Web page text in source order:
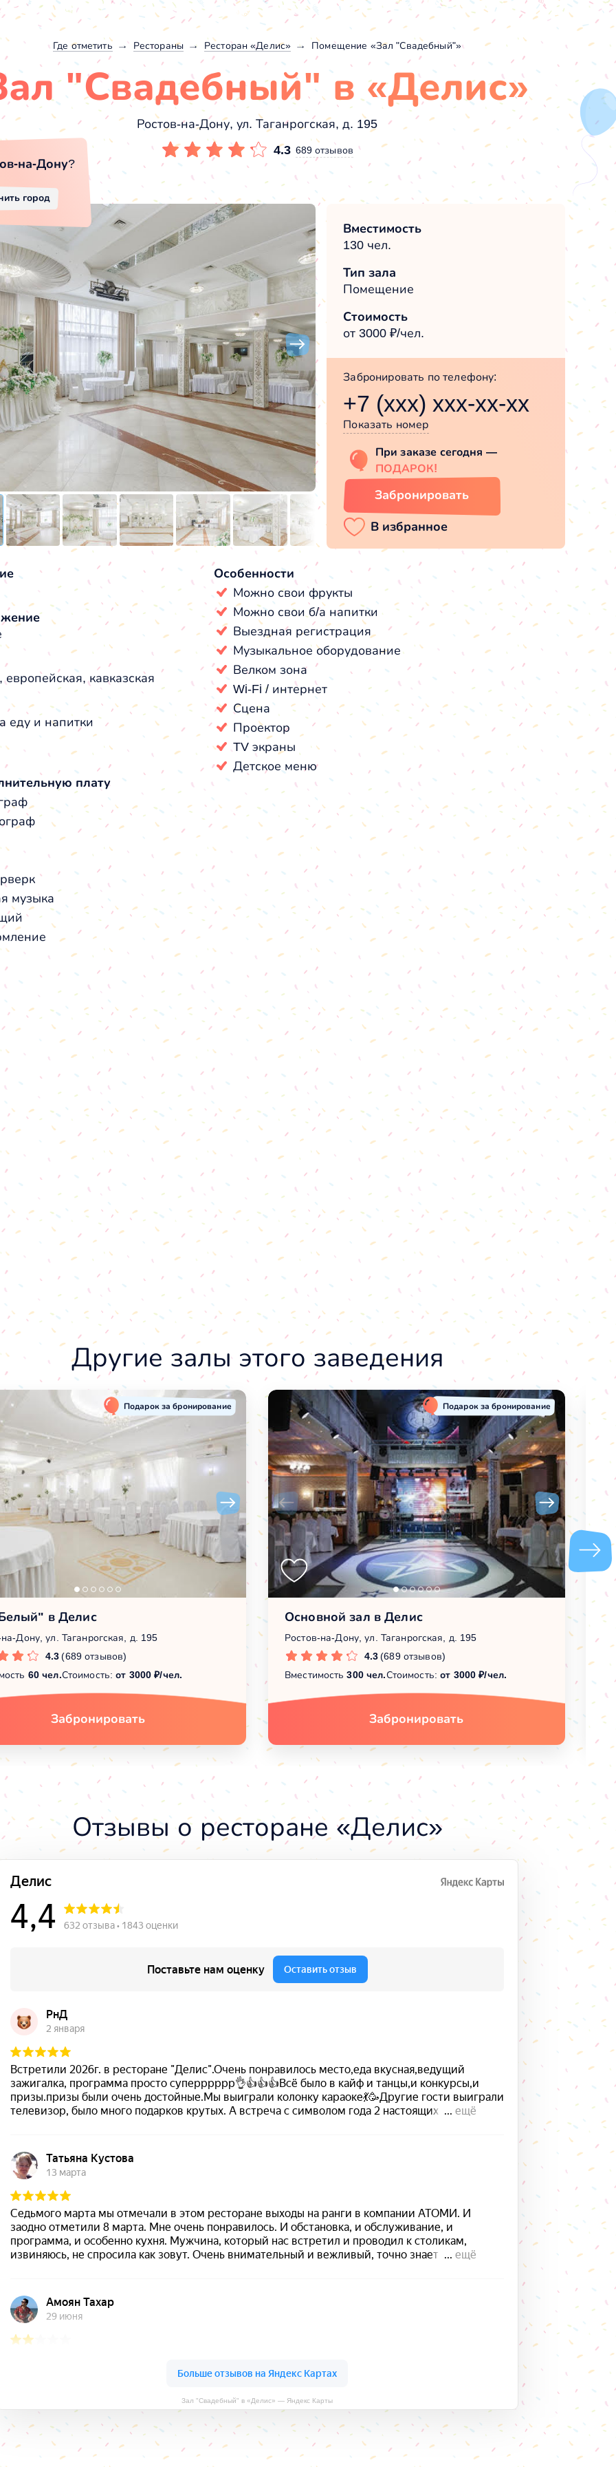
Где отметить Рестораны Ресторан «Делис» Помещение «Зал "Свадебный"»
"Свадебный" в «Делис»
Ростов-на-Дону, ул. Таганрогская, д. 195
4.3 689 отзывов
Вместимость
130 чел.
Тип зала
Помещение
Стоимость
от 3000 ₽/чел.
Забронировать по телефону:
+7 (xxx) xxx-xx-xx
Показать номер
При заказе сегодня —
ПОДАРОК!
Забронировать
европейская, кавказская
еду и напитки
Особенности
Можно свои фрукты
Можно свои б/а напитки
Выездная регистрация
Музыкальное оборудование
Велком зона
Wi-Fi / интернет
Сцена
Проектор
TV экраны
Детское меню
плату
музыка
Другие залы этого заведения
Подарок за бронирование
в Делис
Дону, ул. Таганрогская, д. 195
4.3 (689 отзывов)
60 чел.Стоимость:от 3000 ₽/чел.
Забронировать
Подарок за бронирование
Основной зал в Делис
Ростов-на-Дону, ул. Таганрогская, д. 195
4.3 (689 отзывов)
Вместимость300 чел.Стоимость:от 3000 ₽/чел.
Забронировать
Отзывы о ресторане «Делис»
Зал "Свадебный" в «Делис» — Яндекс Карты
на-Дону?
город